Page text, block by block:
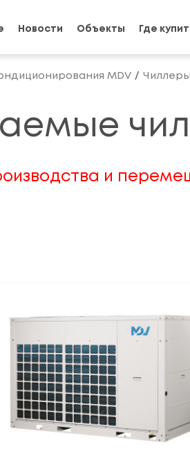
Новости Объекты Где
MDV Чиллеры
и